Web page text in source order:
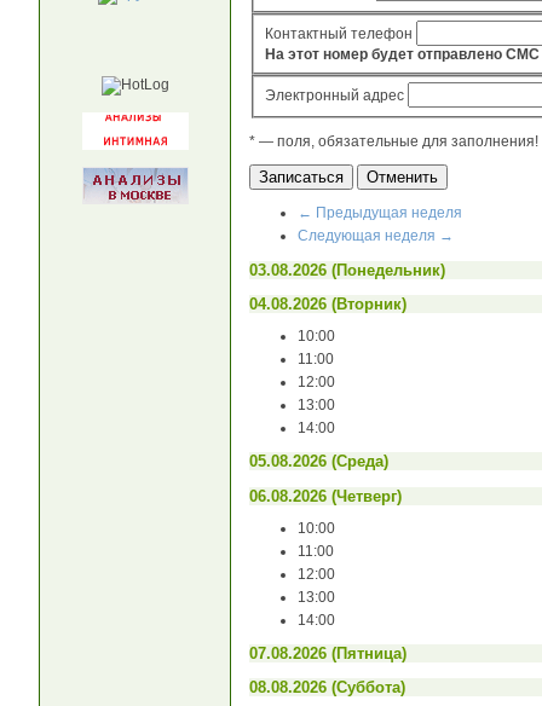
Контактный телефон
На этот номер будет отправлено
Электронный адрес
* — поля, обязательные для заполнения!
← Предыдущая неделя
Следующая неделя →
03.08.2026 (Понедельник)
04.08.2026 (Вторник)
10:00
11:00
12:00
13:00
14:00
05.08.2026 (Среда)
06.08.2026 (Четверг)
10:00
11:00
12:00
13:00
14:00
07.08.2026 (Пятница)
08.08.2026 (Суббота)